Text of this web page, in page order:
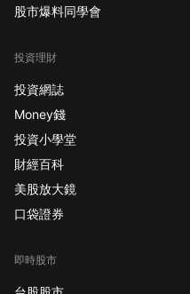
股市爆料同學會
投資理財
投資網誌
Money錢
投資小學堂
財經百科
美股放大鏡
口袋證券
即時股市